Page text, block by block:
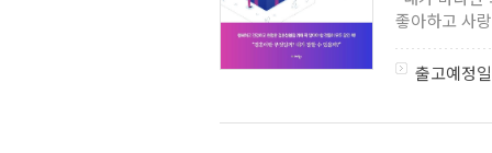
좋아하고 사
출고예정